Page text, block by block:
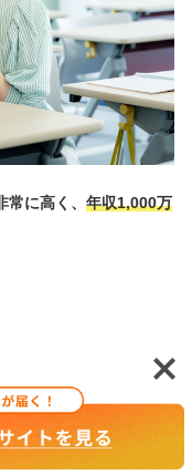
に高く、 年収1,000万